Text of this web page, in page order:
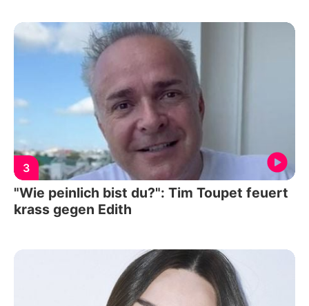
3
"Wie peinlich bist du?": Tim Toupet feuert
krass gegen Edith